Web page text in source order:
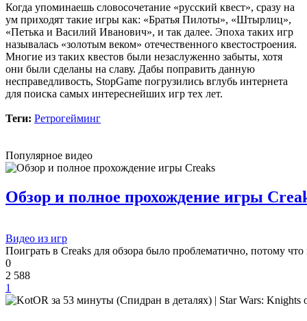
cord:Boycenunse,
Да, сделано. Добавил саундтрек Need for Speed: Most Wanted
Soundtrack (OST):
скачать
Представлено несколько ссылок на скачивание (торрент,
архив и FLAC), но основной – Unofficial Game Soundtrack
OST. На странице можно послушать онлайн полную версию,
включая треки от Paul Linford
Most Wanted, которая 2005 года.
Mifman:Добро пожаловать на игровой сайт mifman.ru
Делитесь играми с друзьями и добавляйте сайт в избранное.
В этом чате Вы можете общаться. Пишите свои отзывы и
комментарии к играм.
Когда упоминаешь словосочетание «русский квест», сразу на
ум приходят такие игры как: «Братья Пилоты», «Штырлиц»,
«Петька и Василий Иванович», и так далее. Эпоха таких игр
называлась «золотым веком» отечественного квестостроения.
Многие из таких квестов были незаслуженно забыты, хотя
они были сделаны на славу. Дабы поправить данную
несправедливость, StopGame погрузились вглубь интернета
для поиска самых интереснейших игр тех лет.
Теги: Ретрогейминг
Популярное видео
Обзор и полное прохождение игры
Видео из игр
Поиграть в Creaks для обзора было проблематично, потому
0
2 588
1